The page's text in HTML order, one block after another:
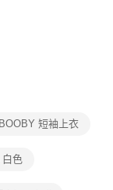
，可透過四大超商／
成。
示為準，若有關於
「AFTEE先享後付
home
後付」服務完成之交
BOOBY 短袖上衣
白色